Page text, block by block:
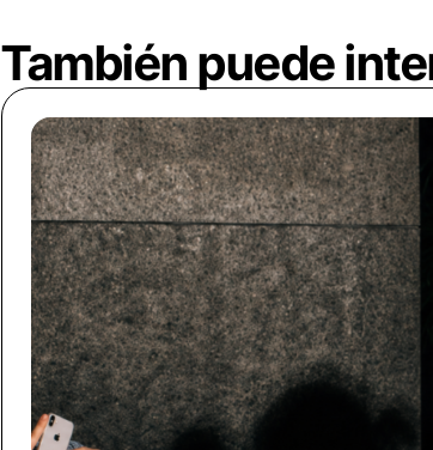
También puede